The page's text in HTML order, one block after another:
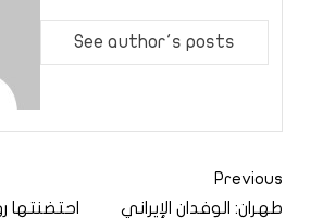
See author's posts
Previous
طهران: الوفدان الإيراني
احتضنتها